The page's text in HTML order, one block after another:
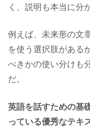
く、説明も本当に分
例えば、未来形の文
を使う選択肢がある
べきかの使い分けも
だ。
英語を話すための基
っている優秀なテキ